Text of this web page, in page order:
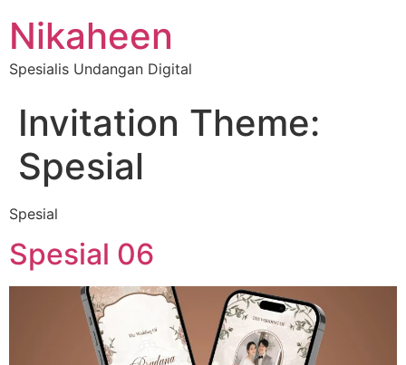
Nikaheen
Spesialis Undangan Digital
Invitation Theme:
Spesial
Spesial
Spesial 06